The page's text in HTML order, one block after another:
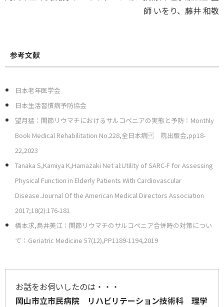
師 いをり、藤井 和敬
参考文献
日本老年医学会
日本生活習慣病予防協会
望月猛：関節リウマチにおけるサルコペニアの実態と予防：Monthly
Book Medical Rehabilitation No.228,全日本病 院出版会,pp18-
22,2023
Tanaka S,Kamiya K,Hamazaki Net al:Utility of SARC-F for Assessing
Physical Function in Elderly Patients With Cardiovascular
Disease.Journal Of the American Medical Directors Association
2017;18(2):176-181
橋本求,鳥井美江：関節リウマチのサルコペニア合併時の対策につい
て：Geriatric Medicine 57(12),PP1189-1194,2019
お話をお伺いしたのは・・・
岡山市立市民病院 リハビリテーション技術科 理学